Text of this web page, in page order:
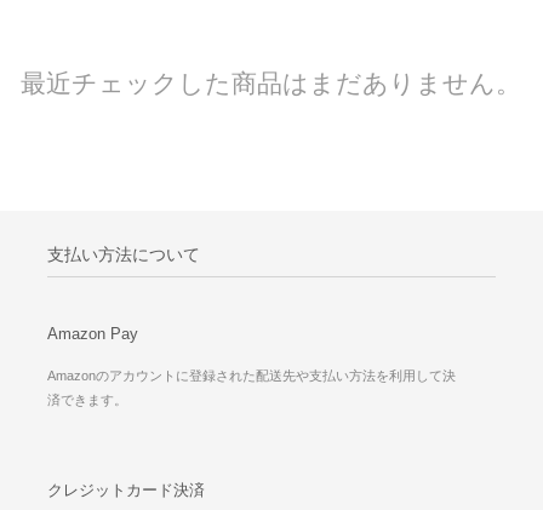
最近チェックした商品はまだありません。
支払い方法について
Amazon Pay
Amazonのアカウントに登録された配送先や支払い方法を利用して決
済できます。
クレジットカード決済